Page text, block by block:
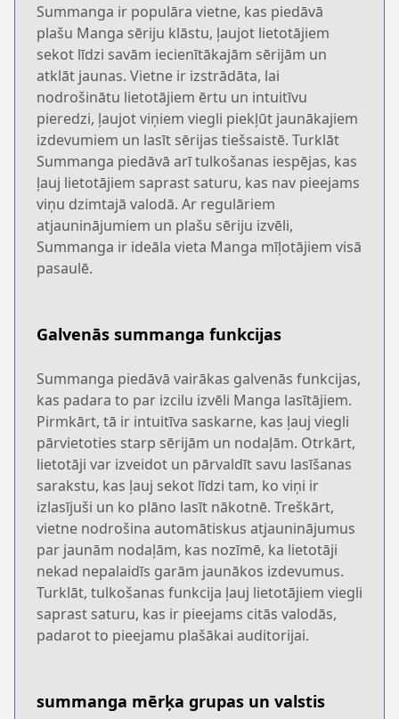
Summanga ir populāra vietne, kas piedāvā
plašu Manga sēriju klāstu, ļaujot lietotājiem
sekot līdzi savām iecienītākajām sērijām un
atklāt jaunas. Vietne ir izstrādāta, lai
nodrošinātu lietotājiem ērtu un intuitīvu
pieredzi, ļaujot viņiem viegli piekļūt jaunākajiem
izdevumiem un lasīt sērijas tiešsaistē. Turklāt
Summanga piedāvā arī tulkošanas iespējas, kas
ļauj lietotājiem saprast saturu, kas nav pieejams
viņu dzimtajā valodā. Ar regulāriem
atjauninājumiem un plašu sēriju izvēli,
Summanga ir ideāla vieta Manga mīļotājiem visā
pasaulē.
Galvenās summanga funkcijas
Summanga piedāvā vairākas galvenās funkcijas,
kas padara to par izcilu izvēli Manga lasītājiem.
Pirmkārt, tā ir intuitīva saskarne, kas ļauj viegli
pārvietoties starp sērijām un nodaļām. Otrkārt,
lietotāji var izveidot un pārvaldīt savu lasīšanas
sarakstu, kas ļauj sekot līdzi tam, ko viņi ir
izlasījuši un ko plāno lasīt nākotnē. Treškārt,
vietne nodrošina automātiskus atjauninājumus
par jaunām nodaļām, kas nozīmē, ka lietotāji
nekad nepalaidīs garām jaunākos izdevumus.
Turklāt, tulkošanas funkcija ļauj lietotājiem viegli
saprast saturu, kas ir pieejams citās valodās,
padarot to pieejamu plašākai auditorijai.
summanga mērķa grupas un valstis